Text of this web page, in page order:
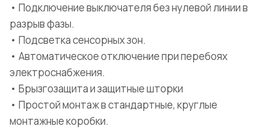
• Подключение выключателя без нулевой линии в
разрыв фазы.
• Подсветка сенсорных зон.
• Автоматическое отключение при перебоях
электроснабжения.
• Брызгозащита и защитные шторки
• Простой монтаж в стандартные, круглые
монтажные коробки.